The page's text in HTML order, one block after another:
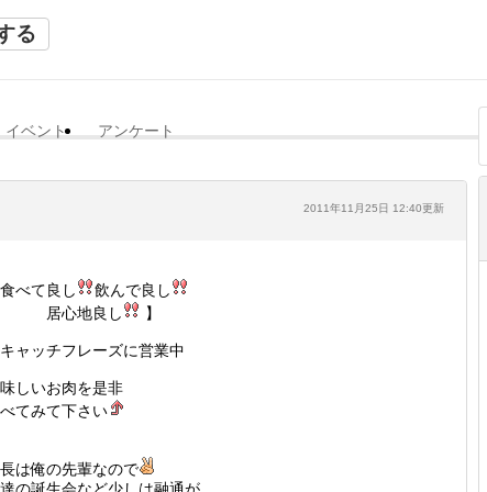
る
イベント アンケート
2011年11月25日 12:40更新
べて良し
飲んで良し
心地良し
】
ャッチフレーズに営業中
しいお肉を是非
てみて下さい
は俺の先輩なので